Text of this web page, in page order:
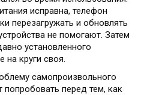
исправна, телефон
перезагружать и обновлять
не помогают. Затем
установленного
на круги своя.
самопроизвольного
перед тем, как